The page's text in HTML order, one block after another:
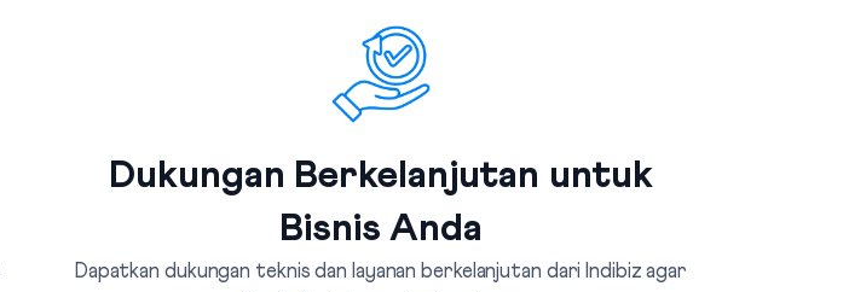
Dukungan Berkelanjutan untuk
Bisnis Anda
Dapatkan dukungan teknis dan layanan berkelanjutan dari Indibiz agar